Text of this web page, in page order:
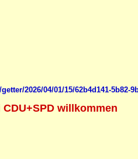
2026/04/01/15/62b4d141-5b82-
willkommen